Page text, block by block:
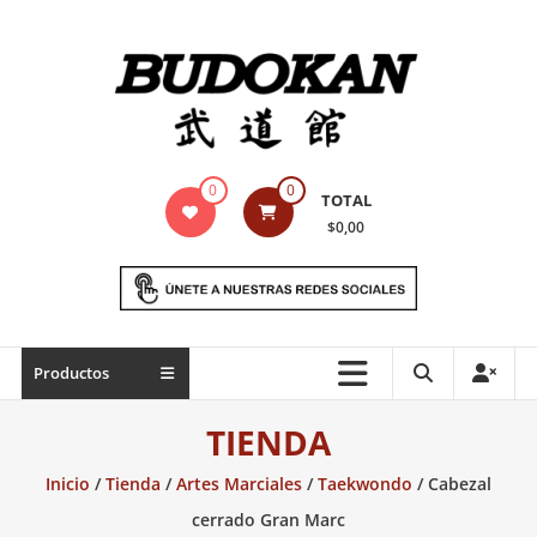
Indumentaria
marciales
Todo
necesario
0 0 TOTAL
$0,00
Productos
TIENDA
Inicio /Tienda /Artes Marciales/Taekwondo / Cabezal
cerrado Gran Marc